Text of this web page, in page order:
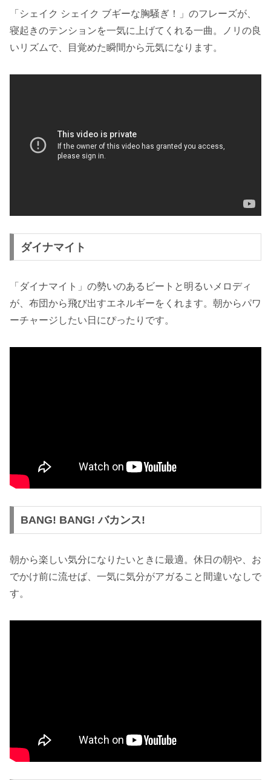
「シェイク シェイク ブギーな胸騒ぎ！」のフレーズが、
寝起きのテンションを一気に上げてくれる一曲。ノリの良
いリズムで、目覚めた瞬間から元気になります。
ダイナマイト
「ダイナマイト」の勢いのあるビートと明るいメロディ
が、布団から飛び出すエネルギーをくれます。朝からパワ
ーチャージしたい日にぴったりです。
BANG! BANG! バカンス!
朝から楽しい気分になりたいときに最適。休日の朝や、お
でかけ前に流せば、一気に気分がアガること間違いなしで
す。